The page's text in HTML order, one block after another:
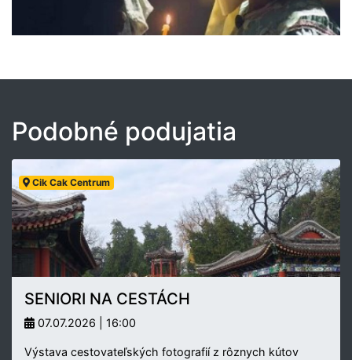
Podobné podujatia
Cik Cak Centrum
SENIORI NA CESTÁCH
07.07.2026 | 16:00
Výstava cestovateľských fotografií z rôznych kútov